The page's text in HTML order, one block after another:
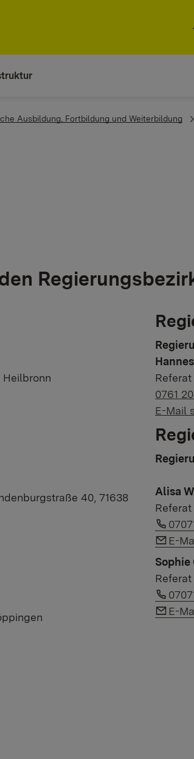
Ausbildung, Fortbildung und Weiterbildung
40, 71638
Referat
0761
E-Mail
Alisa
Referat
Link
Link
E-
Sophie
Referat
Link
Link
E-